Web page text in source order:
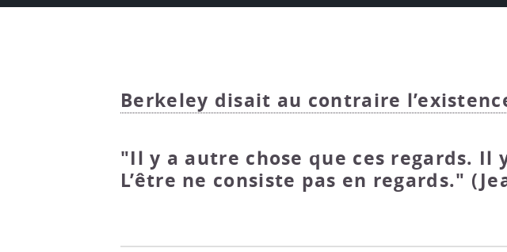
Berkeley disait au contraire
"Il y a autre chose que ces regards.
L’être ne consiste pas en regards."